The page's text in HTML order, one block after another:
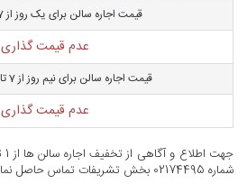
قیمت اجاره سالن برای یک روز از 7 صبح تا 23
عدم قیمت گذاری
قیمت اجاره سالن برای نیم روز از 7 تا 15 یا 15 تا 23
عدم قیمت گذاری
شماره 02174495 بخش تشریفات تماس حاصل نمائید.